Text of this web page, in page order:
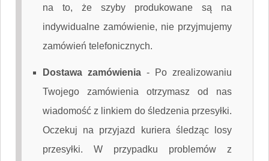
na to, że szyby produkowane są na
indywidualne zamówienie, nie przyjmujemy
zamówień telefonicznych.
Dostawa zamówienia -
Po zrealizowaniu
Twojego zamówienia otrzymasz od nas
wiadomość z linkiem do śledzenia przesyłki.
Oczekuj na przyjazd kuriera śledząc losy
przesyłki. W przypadku problemów z